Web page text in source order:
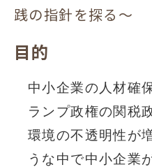
践の指針を探る～
目的
中小企業の人材確
ランプ政権の関税
環境の不透明性が
うな中で中小企業